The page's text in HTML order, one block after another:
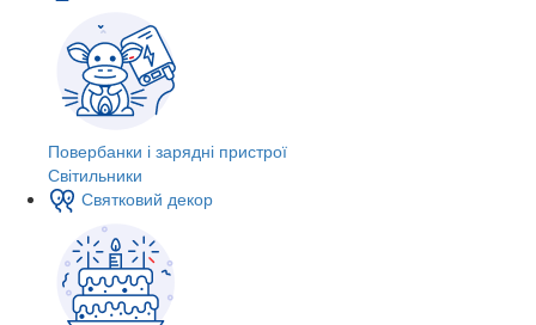
Повербанки і зарядні пристрої
Світильники
Святковий декор